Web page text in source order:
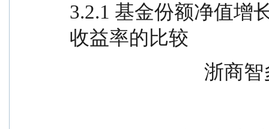
3.2.1 基金份额净值增
收益率的比较